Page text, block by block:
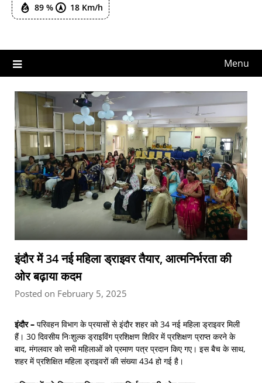
89 % 18 Km/h
Menu
इंदौर में 34 नई महिला ड्राइवर तैयार, आत्मनिर्भरता की
ओर बढ़ाया कदम
Posted on February 5, 2025
इंदौर – परिवहन विभाग के प्रयासों से इंदौर शहर को 34 नई महिला ड्राइवर मिली
हैं। 30 दिवसीय निःशुल्क ड्राइविंग प्रशिक्षण शिविर में प्रशिक्षण प्राप्त करने के
बाद, मंगलवार को सभी महिलाओं को प्रमाण पत्र प्रदान किए गए। इस बैच के साथ,
शहर में प्रशिक्षित महिला ड्राइवरों की संख्या 434 हो गई है।